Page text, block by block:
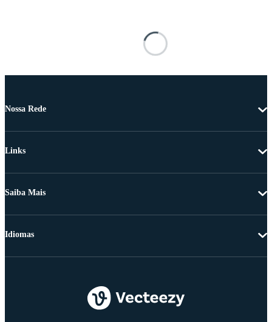
Nossa Rede
Links
Saiba Mais
Idiomas